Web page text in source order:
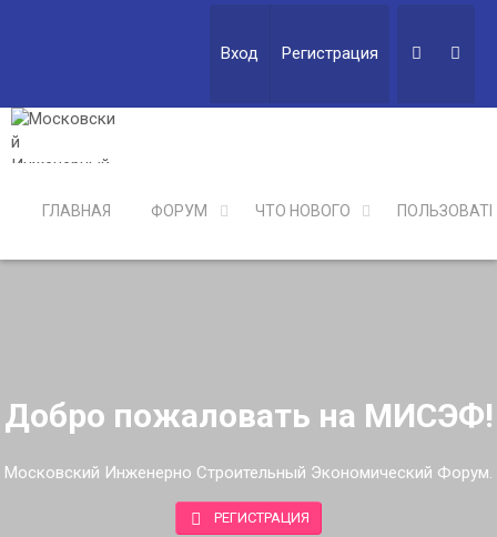
Вход Регистрация
ГЛАВНАЯ ФОРУМ ЧТО НОВОГО
Добро пожаловать на МИСЭФ!
Московский Инженерно Строительный Экономический Форум.
РЕГИСТРАЦИЯ